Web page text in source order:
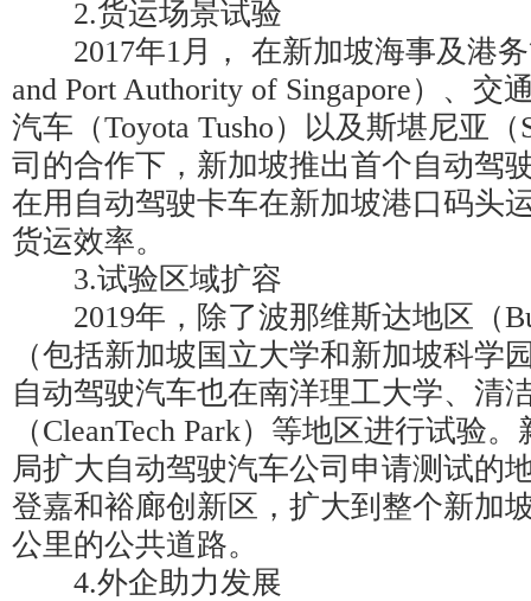
2.货运场景试验
2017年1月， 在新加坡海事及港务
and Port Authority of Singapore）、交
汽车（Toyota Tusho）以及斯堪尼亚
司的合作下，新加坡推出首个自动驾
在用自动驾驶卡车在新加坡港口码头
货运效率。
3.试验区域扩容
2019年，除了波那维斯达地区（
（包括新加坡国立大学和新加坡科学
自动驾驶汽车也在南洋理工大学、清
（CleanTech Park）等地区进行试验
局扩大自动驾驶汽车公司申请测试的
登嘉和裕廊创新区，扩大到整个新加
公里的公共道路。
4.外企助力发展